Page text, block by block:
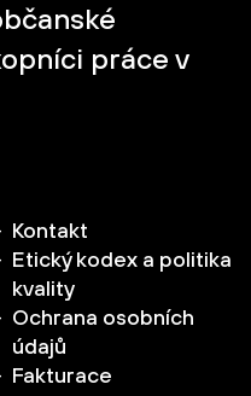
práce v
Kontakt
Etický kodex a politika
kvality
Ochrana osobních
údajů
Fakturace